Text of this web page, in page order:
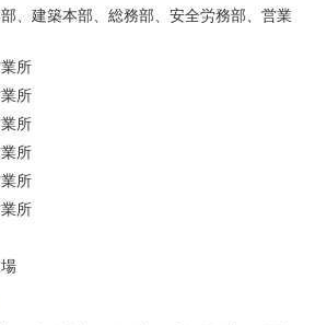
、建築本部、総務部、安全労務部、営業
所
所
所
所
所
所